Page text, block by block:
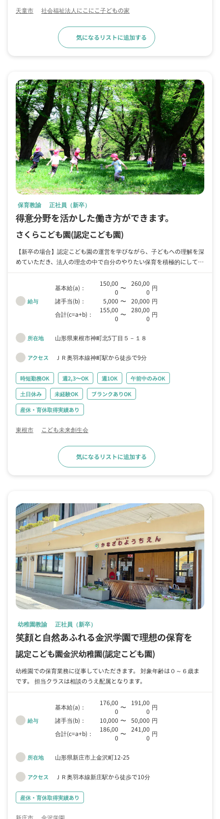
天童市 社会福祉法人にこにこ子どもの家
気になるリストに追加する
保育教諭 正社員（新卒）
得意分野を活かした働き方ができます。
さくらこども園(認定こども園)
【新卒の場合】認定こども園の運営を学びながら、子どもへの理解を深
めていただき、法人の理念の中で自分のやりたい保育を積極的にしてい
ただきます。 【中途採用の場合】当法人の理念を理解していただき、
その中で経験をもとに教育・保育を行っていただきます。後輩への指導
や係りの仕事などもお任せしていきたいと思います。 【パート勤務の
場合】当法人の理念を理解していただき、お仕事ができる時間帯の中で
子どもたちに関わっていただきます。 【その他】子どもに関わるお仕
事のほかにもたくさんの仕事があります。まずはご相談いただければと
思います。
給与
基本給(a)：
150,00
0
〜
260,00
0
円
諸手当(b)：
5,000 〜 20,000 円
合計(c=a+b)：
155,00
0
〜
280,00
0
円
所在地 山形県東根市神町北5丁目５－１８
アクセス ＪＲ奥羽本線神町駅から徒歩で9分
時短勤務OK 週2,3〜OK 週1OK
午前中のみOK
土日休み
未経験OK
ブランクありOK
産休・育休取得実績あり
東根市 こども未来創生会
気になるリストに追加する
幼稚園教諭 正社員（新卒）
笑顔と自然あふれる金沢学園で理想の保育を
認定こども園金沢幼稚園(認定こども園)
幼稚園での保育業務に従事していただきます。 対象年齢は０～６歳ま
です。 担当クラスは相談のうえ配属となります。
給与
基本給(a)：
176,00
0
〜
191,00
0
円
諸手当(b)：
10,000 〜 50,000 円
合計(c=a+b)：
186,00
0
〜
241,00
0
円
所在地 山形県新庄市上金沢町12-25
アクセス ＪＲ奥羽本線新庄駅から徒歩で10分
産休・育休取得実績あり
新庄市 金沢学園